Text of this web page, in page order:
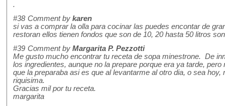
.
#38 Comment by karen
si vas a comprar la olla para cocinar las puedes encontar de
restoran ellos tienen fondos que son de 10, 20 hasta 50 litros
#39 Comment by Margarita P. Pezzotti
Me gusto mucho encontrar tu receta de sopa minestrone. De
los ingredientes, aunque no la prepare porque era ya tarde,
que la preparaba asi es que al levantarme al otro dia, o sea
riquisima.
Gracias mil por tu receta.
margarita